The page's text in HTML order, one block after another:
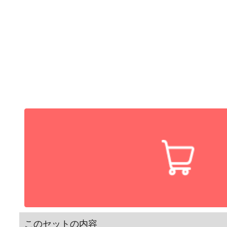
このセットの内容